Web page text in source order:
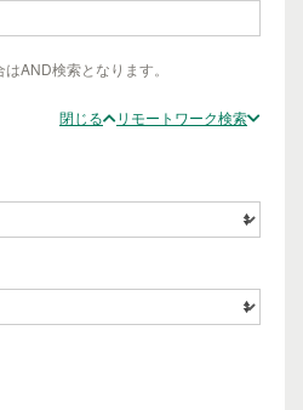
AND検索となります。
閉じる リモートワーク検索